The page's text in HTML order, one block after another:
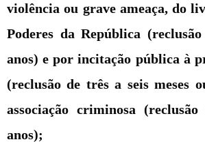
violência ou grave ameaça, do
Poderes da República
anos) e por incitação pública à
(reclusão de três a seis meses
associação criminosa
anos);